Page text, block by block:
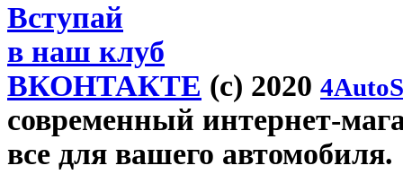
Вступай
в наш клуб
ВКОНТАКТЕ (c) 2020
современный интернет-
все для вашего автомобиля.